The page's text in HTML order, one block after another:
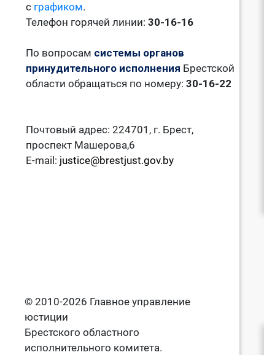
с графиком.
Телефон горячей линии: 30-16-16
По вопросам системы органов
принудительного исполнения Брестской
области обращаться по номеру: 30-16-22
Почтовый адрес: 224701, г. Брест,
проспект Машерова,6
E-mail: justice@brestjust.gov.by
© 2010-2026 Главное управление
юстиции
Брестского областного
исполнительного комитета.